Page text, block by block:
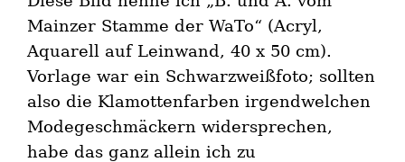
Mainzer Stamme der WaTo“ (Acryl,
Aquarell auf Leinwand, 40 x 50 cm).
Vorlage war ein Schwarzweißfoto; sollten
also die Klamottenfarben irgendwelchen
Modegeschmäckern widersprechen,
habe das ganz allein ich zu